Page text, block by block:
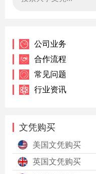
公司业务
合作流程
常见问题
行业资讯
文凭购买
美国文凭购买
英国文凭购买